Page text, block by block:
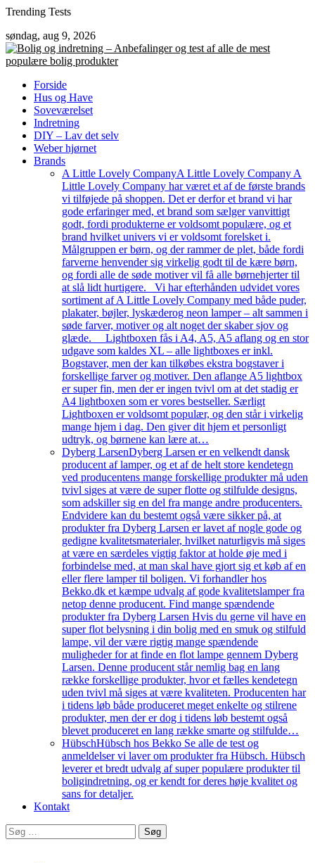
Skip
content
Trending Tests
søndag, aug 9, 2026
Forside
Hus og Have
Soveværelset
Indretning
DIY – Lav det selv
Weber hjørnet
Brands
A Little Lovely CompanyA Little Lovely Company A
Little Lovely Company har været et af de første brands
vi tilføjede på shoppen. Det er derfor et brand vi har
gode erfaringer med, et brand som sælger vanvittigt
godt, fordi produkterne er voldsomt populære, og et
brand hvilket univers vi er voldsomt forelsket i.
Målgruppen er børn, og der rammer de plet, både fordi
farverne henvender sig virkelig godt til de kære børn,
og fordi alle de søde motiver vil få alle børnehjerter til
at slå lidt hurtigere. Vi har efterhånden udvidet vores
sortiment af A Little Lovely Company med både puder,
plakater, bøjler, lyskæderog neon lamper – alt sammen i
søde farver, motiver og alt noget der skaber sjov og
glæde. Lightboxen fås i A4, A5, A5 aflang og en stor
udgave som kaldes XL – alle lightboxes er inkl.
Bogstaver, men der kan tilkøbes ekstra bogstaver i
forskellige farver og motiver. Den aflange A5 lightbox
er super fin, men der er ingen tvivl om at det stadig er
A4 lightboxen som er vores bestseller. Særligt
Lightboxen er voldsomt populær, og den står i virkelig
mange hjem i dag. Den giver dit hjem et personligt
udtryk, og børnene kan lære at…
Dyberg LarsenDyberg Larsen er en velkendt dansk
producent af lamper, og et af de helt store kendetegn
ved producentens mange forskellige produkter må uden
tvivl siges at være de super flotte og stilfulde designs,
som adskiller sig en del fra mange andre producenters.
Endvidere kan du bestemt også være sikker på, at
produkter fra Dyberg Larsen er lavet af nogle gode og
gedigne kvalitetsmaterialer, hvilket naturligvis må siges
at være en særdeles vigtig faktor at holde øje med i
forbindelse med, at man skal have gjort sig et køb af en
eller flere lamper til boligen. Vi forhandler hos
Bekko.dk et kæmpe udvalg af gode kvalitetslamper fra
netop denne producent. Find mange spændende
produkter fra Dyberg Larsen Hvis du gerne vil have en
super flot belysning i din bolig med en smuk og stilfuld
lampe, vil der være rigtig mange spændende
muligheder for at finde en flot lampe gennem Dyberg
Larsen. Denne producent står nemlig bag en lang
række forskellige produkter, hvor et fælles kendetegn
uden tvivl må siges at være kvaliteten. Producenten har
i tidens løb både produceret meget enkelte og stilrene
produkter, men der er dog i tidens løb bestemt også
blevet produceret en lang række smarte og stilfulde…
HübschHübsch hos Bekko Se alle de test og
anmeldelser vi laver om produkter fra Hübsch. Hübsch
leverer et bredt udvalg af super populære produkter til
boligindretning, og er kendt for deres høje kvalitet og
sans for detaljer.
Kontakt
Søg
efter: